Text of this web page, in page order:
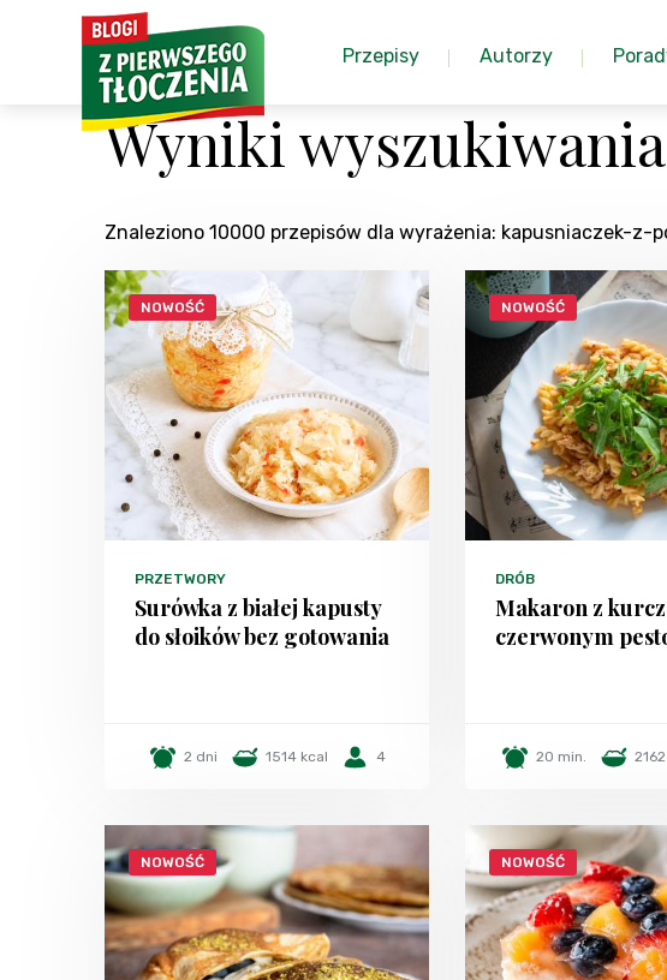
Przepisy Autorzy
Wyniki
Znaleziono 10000 przepisów dla wyrażenia: kapusniaczek-z-
NOWOŚĆ
PRZETWORY
Surówka z białej kapusty
do słoików bez gotowania
2 dni 1514 kcal 4
NOWOŚĆ
DRÓB
Makaron z
czerwonym
20 min.
NOWOŚĆ NOWOŚĆ